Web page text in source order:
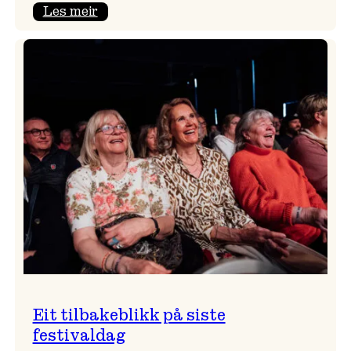
Les meir:
Eit tilbakeblikk på siste
festivaldag